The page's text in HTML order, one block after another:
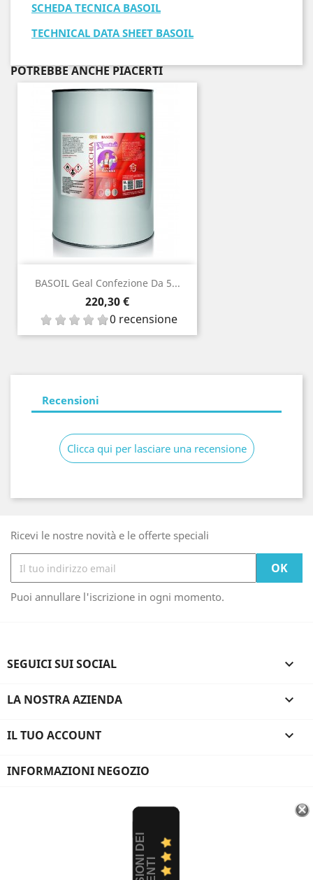
SCHEDA TECNICA BASOIL
TECHNICAL DATA SHEET BASOIL
POTREBBE ANCHE PIACERTI
BASOIL Geal Confezione Da 5...
Prezzo
220,30 €
0 recensione
Recensioni
Clicca qui per lasciare una recensione
Ricevi le nostre novità e le offerte speciali
Puoi annullare l'iscrizione in ogni momento.
SEGUICI SUI SOCIAL 
LA NOSTRA AZIENDA 
IL TUO ACCOUNT 
INFORMAZIONI NEGOZIO